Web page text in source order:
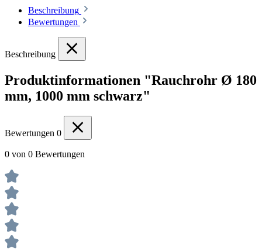
Beschreibung
Bewertungen
Beschreibung
Produktinformationen "Rauchrohr Ø 180
mm, 1000 mm schwarz"
Bewertungen 0
0 von 0 Bewertungen